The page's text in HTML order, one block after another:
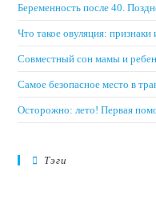
Беременность после 40.
Что такое овуляция:
Совместный сон мамы и
Самое безопасное место в
Осторожно: лето! Первая
Тэги